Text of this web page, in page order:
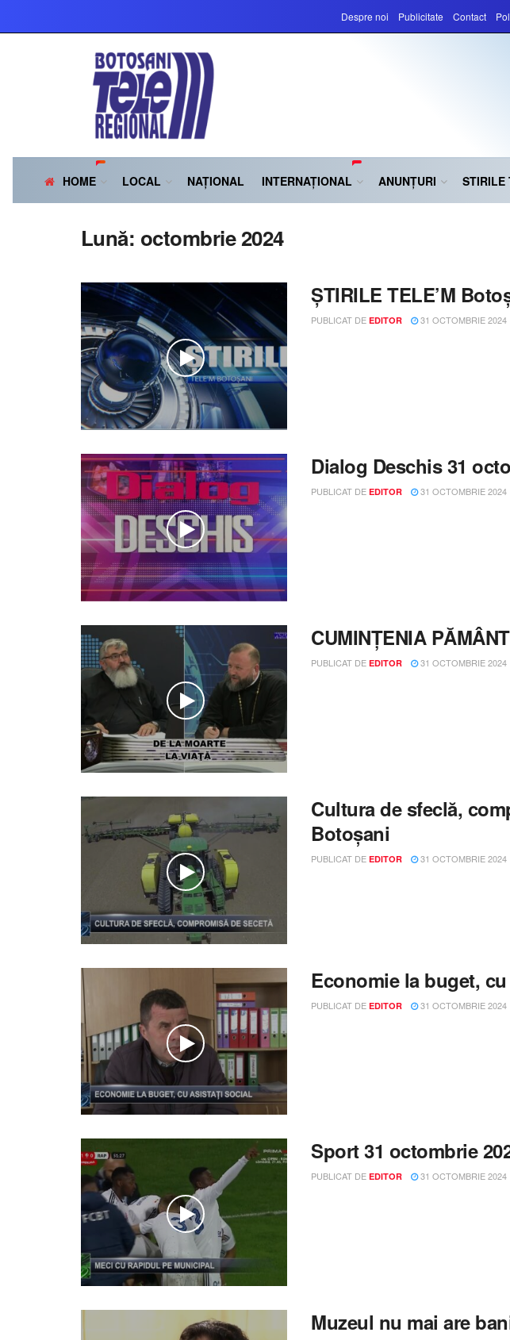
Despre noi Publicitate Contact
HOME LOCAL NAȚIONAL INTERNAȚIONAL ANUNȚURI STIRILE
Lună: octombrie 2024
ȘTIRILE TELE’M
PUBLICAT DE EDITOR 31 OCTOMBRIE 2024
Dialog Deschis 31
PUBLICAT DE EDITOR 31 OCTOMBRIE 2024
CUMINȚENIA
PUBLICAT DE EDITOR 31 OCTOMBRIE 2024
Cultura de sfeclă,
Botoșani
PUBLICAT DE EDITOR 31 OCTOMBRIE 2024
Economie la buget,
PUBLICAT DE EDITOR 31 OCTOMBRIE 2024
Sport 31 octombrie
PUBLICAT DE EDITOR 31 OCTOMBRIE 2024
Muzeul nu mai are